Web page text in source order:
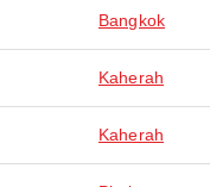
Bangkok
Kaherah
Kaherah